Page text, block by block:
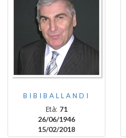
BIBIBALLANDI
Età: 71
26/06/1946
15/02/2018